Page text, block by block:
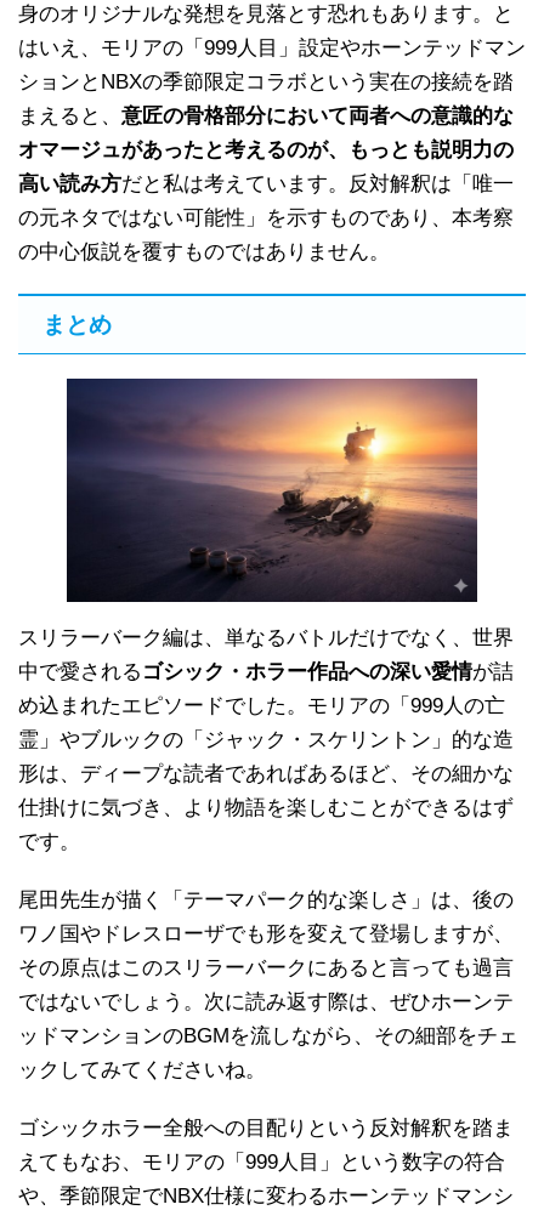
身のオリジナルな発想を見落とす恐れもあります。と
はいえ、モリアの「999人目」設定やホーンテッドマン
ションとNBXの季節限定コラボという実在の接続を踏
まえると、 意匠の骨格部分において両者への意識的な
オマージュがあったと考えるのが、もっとも説明力の
高い読み方だと私は考えています。反対解釈は「唯一
の元ネタではない可能性」を示すものであり、本考察
の中心仮説を覆すものではありません。
まとめ
スリラーバーク編は、単なるバトルだけでなく、世界
中で愛される ゴシック・ホラー作品への深い愛情が詰
め込まれたエピソードでした。モリアの「999人の亡
霊」やブルックの「ジャック・スケリントン」的な造
形は、ディープな読者であればあるほど、その細かな
仕掛けに気づき、より物語を楽しむことができるはず
です。
尾田先生が描く「テーマパーク的な楽しさ」は、後の
ワノ国やドレスローザでも形を変えて登場しますが、
その原点はこのスリラーバークにあると言っても過言
ではないでしょう。次に読み返す際は、ぜひホーンテ
ッドマンションのBGMを流しながら、その細部をチェ
ックしてみてくださいね。
ゴシックホラー全般への目配りという反対解釈を踏ま
えてもなお、モリアの「999人目」という数字の符合
や、季節限定でNBX仕様に変わるホーンテッドマンシ